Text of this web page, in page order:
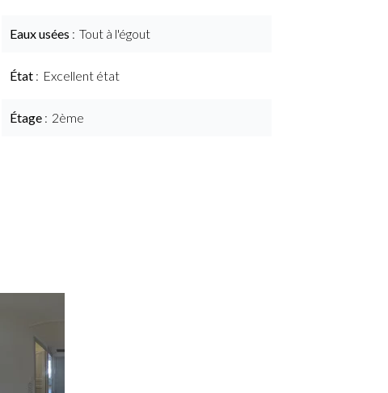
Eaux usées Tout à l'égout
État Excellent état
Étage 2ème